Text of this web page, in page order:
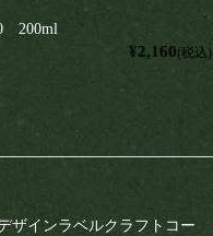
200ml
¥2,160(税込)
ザインラベルクラフトコー